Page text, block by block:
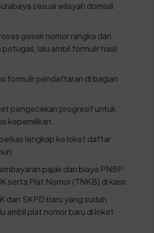
sesuai wilayah domisili
gesek nomor rangka dan
petugas, lalu ambil formulir hasil
formulir pendaftaran di bagian
pengecekan progresif untuk
kepemilikan.
lengkap ke loket daftar
pajak dan biaya PNBP
serta Plat Nomor (TNKB) di kasir.
dan SKPD baru yang sudah
ambil plat nomor baru di loket